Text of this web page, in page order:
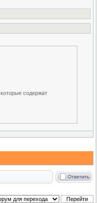
, которые содержат